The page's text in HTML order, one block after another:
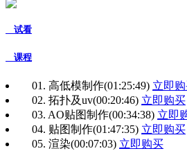
试看
课程
01. 高低模制作(01:25:49) 立即
02. 拓扑及uv(00:20:46) 立即购买
03. AO贴图制作(00:34:38) 立即
04. 贴图制作(01:47:35) 立即购买
05. 渲染(00:07:03) 立即购买